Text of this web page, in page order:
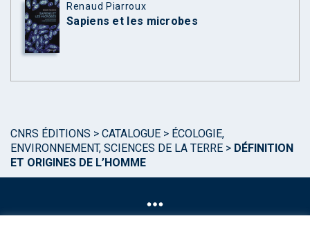
Renaud Piarroux
Sapiens et les microbes
CNRS ÉDITIONS > CATALOGUE > ÉCOLOGIE,
ENVIRONNEMENT, SCIENCES DE LA TERRE > DÉFINITION
ET ORIGINES DE L’HOMME